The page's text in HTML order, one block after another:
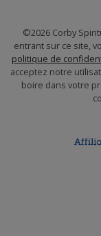
©2026 Corby
entrant sur ce site,
politique de
acceptez notre
boire dans votre